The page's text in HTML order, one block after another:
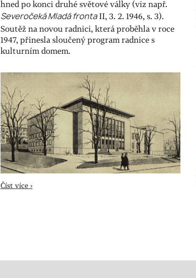
hned po konci druhé světové války (viz např.
Severočeká Mladá frontaII, 3. 2. 1946, s. 3).
Soutěž na novou radnici, která proběhla v roce
1947, přinesla sloučený program radnice s
kulturním domem.
Číst více ›